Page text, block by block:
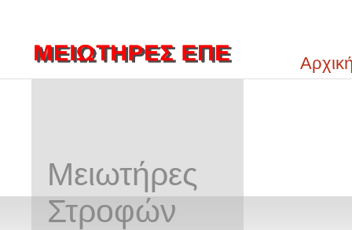
Μειωτήρες
Στροφών